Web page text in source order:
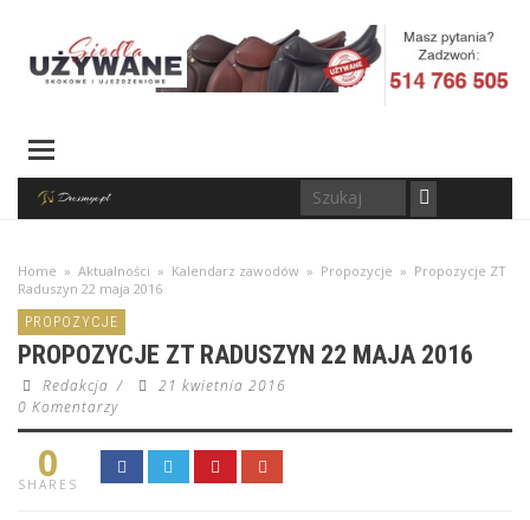
Home » Aktualności » Kalendarz zawodów » Propozycje » Propozycje ZT
Raduszyn 22 maja 2016
PROPOZYCJE
PROPOZYCJE ZT RADUSZYN 22 MAJA 2016
Redakcja /
21 kwietnia 2016
0 Komentarzy
0
SHARES